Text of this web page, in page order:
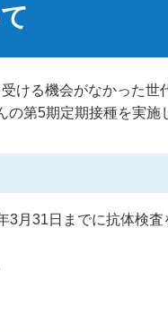
ける機会がなかった
第5期定期接種を実施
月31日までに抗体検